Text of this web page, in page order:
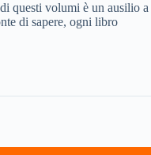
questi volumi è un ausilio a
di sapere, ogni libro